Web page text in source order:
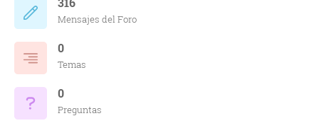
Mensajes del Foro
0
Temas
0
Preguntas